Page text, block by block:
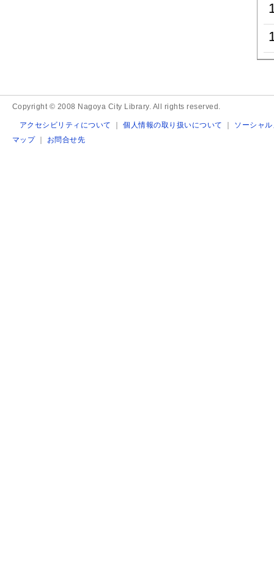
Copyright © 2008 Nagoya City Library. All rights reserved.
アクセシビリティについて ｜個人情報の取り扱いについて ｜ ソーシャ
マップ｜ お問合せ先